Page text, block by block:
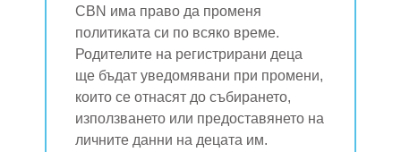
CBN има право да променя
политиката си по всяко време.
Родителите на регистрирани деца
ще бъдат уведомявани при промени,
които се отнасят до събирането,
използването или предоставянето на
личните данни на децата им.